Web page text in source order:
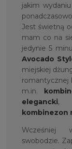
jakim
Jest świetną
mam co na
jedynie 5
Avocado
miejskiej
romantycznej
m.in.
elegancki,
kombinezon
Wcześniej
swobodzie.